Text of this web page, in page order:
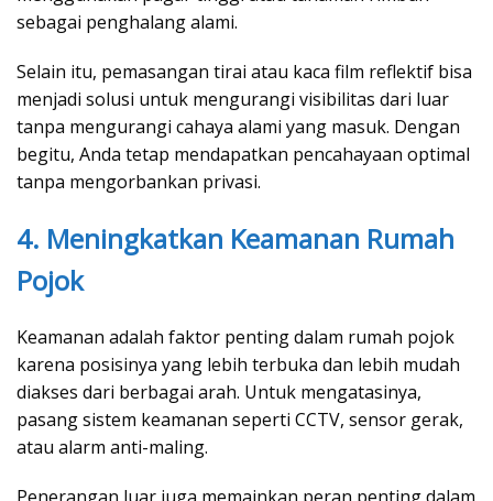
sebagai penghalang alami.
Selain itu, pemasangan tirai atau kaca film reflektif bisa
menjadi solusi untuk mengurangi visibilitas dari luar
tanpa mengurangi cahaya alami yang masuk. Dengan
begitu, Anda tetap mendapatkan pencahayaan optimal
tanpa mengorbankan privasi.
4. Meningkatkan Keamanan Rumah
Pojok
Keamanan adalah faktor penting dalam rumah pojok
karena posisinya yang lebih terbuka dan lebih mudah
diakses dari berbagai arah. Untuk mengatasinya,
pasang sistem keamanan seperti CCTV, sensor gerak,
atau alarm anti-maling.